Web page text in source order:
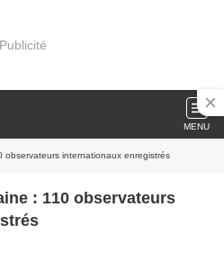
Publicité
MENU
observateurs internationaux enregistrés
: 110 observateurs